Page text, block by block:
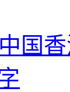
国